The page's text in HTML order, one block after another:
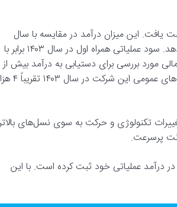
عملیاتی بالغ بر ۷۰ هزار و ۵۸۳ میلیارد تومان دست یافت. این میزان درآمد در مقایسه با سال
مالی ۱۴۰۲ که بیش از ۵۱ هزار و ۴۲۰ میلیارد تومان بوده، رشدی معادل ۳۷ درصد را نشان می‌دهد. سود عملیاتی همراه اول در سال ۱۴۰۳ برابر با
شرکت در سال مالی مورد بررسی برای دستیابی به درآمد بیش از
۷۰ هزار میلیارد تومانی، حدود ۵۳ هزار و ۹۳۷ میلیارد تومان هزینه کرده است.
تأثیر تغییرات تکنولوژی و حرکت به سوی نسل‌های
پرسرعت.
از سال ۱۳۹۹ تا ۱۴۰۳، همراه اول رشدی نزدیک به ۱۸۸ درصدی را در درآمد عملیاتی خود ثبت کرده است. با این